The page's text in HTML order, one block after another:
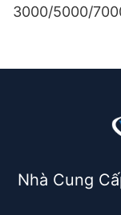
3000/5000/
Nhà Cung